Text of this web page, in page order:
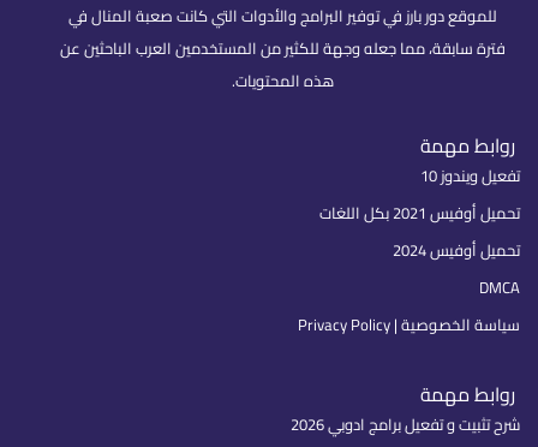
للموقع دور بارز في توفير البرامج والأدوات التي كانت صعبة المنال في
فترة سابقة، مما جعله وجهة للكثير من المستخدمين العرب الباحثين عن
هذه المحتويات.
روابط مهمة
تفعيل ويندوز 10
تحميل أوفيس 2021 بكل اللغات
تحميل أوفيس 2024
DMCA
سياسة الخصوصية | Privacy Policy
روابط مهمة
شرح تثبيت و تفعيل برامج ادوبي 2026